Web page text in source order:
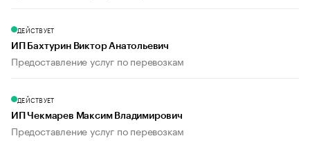
ДЕЙСТВУЕТ
ИП Бахтурин Виктор Анатольевич
Предоставление услуг по перевозкам
ДЕЙСТВУЕТ
ИП Чекмарев Максим Владимирович
Предоставление услуг по перевозкам